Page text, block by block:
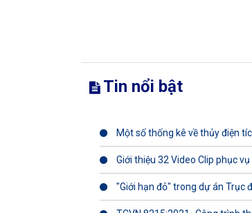
Tin nổi bật
Một số thống kê về thủy điện
Giới thiệu 32 Video Clip phục
"Giới hạn đỏ" trong dự án Trục